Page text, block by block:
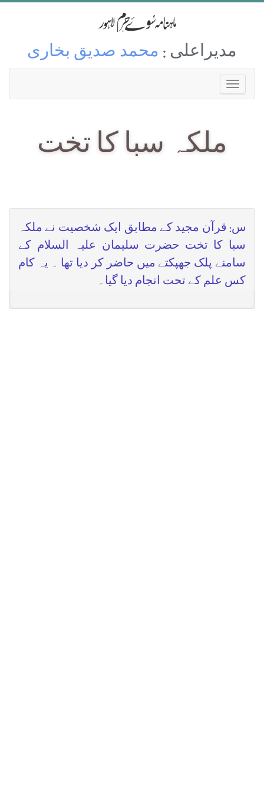
مدیراعلی : محمد صدیق بخاری
ملکہ سبا کا تخت
س: قرآن مجید کے مطابق ایک شخصیت نے ملکہ
سبا کا تخت حضرت سلیمان علیہ السلام کے
سامنے پلک جھپکتے میں حاضر کر دیا تھا ۔ یہ کام
کس علم کے تحت انجام دیا گیا۔